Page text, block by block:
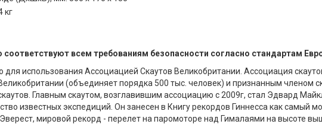
кг
соответствуют всем требованиям безопасности согласно стандартам
для использования Ассоциацией Скаутов Великобритании. Ассоциация
(объединяет порядка 500 тыс. человек) и признанным членом
Главным скаутом, возглавившим ассоциацию с 2009г, стал Эдвард
известных экспедиций. Он занесен в Книгу рекордов Гиннесса как самый
мировой рекорд - перелет на паромоторе над Гималаями на высоте